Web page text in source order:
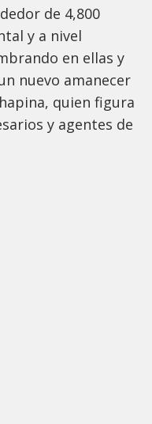
de 4,800
y a nivel
en ellas y
nuevo amanecer
quien figura
y agentes de